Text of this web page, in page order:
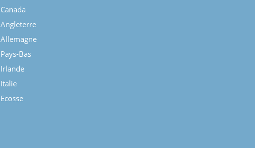
Canada
Angleterre
Allemagne
Pays-Bas
Irlande
Italie
Ecosse